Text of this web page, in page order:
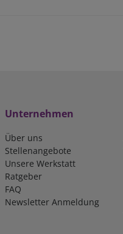
Unternehmen
Über uns
Stellenangebote
Unsere Werkstatt
Ratgeber
FAQ
Newsletter Anmeldung